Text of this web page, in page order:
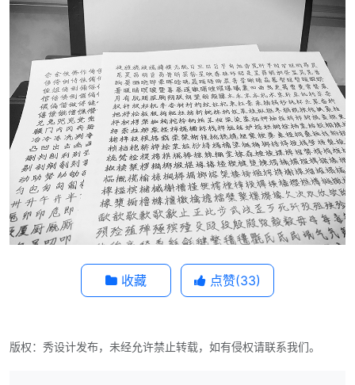
收藏 点赞(33)
版权：秀设计发布，未经允许禁止转载，如有侵权请联系我们。